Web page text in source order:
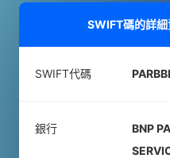
SWIFT碼的詳細
SWIFT代碼
銀行
BNP